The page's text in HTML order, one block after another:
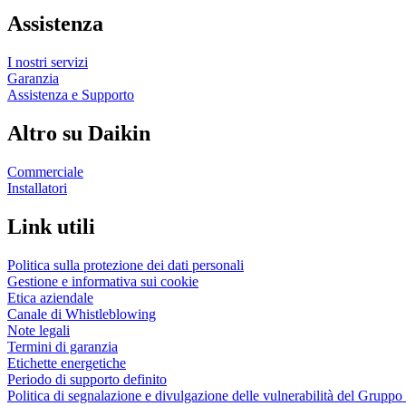
Assistenza
I nostri servizi
Garanzia
Assistenza e Supporto
Altro su Daikin
Commerciale
Installatori
Link utili
Politica sulla protezione dei dati personali
Gestione e informativa sui cookie
Etica aziendale
Canale di Whistleblowing
Note legali
Termini di garanzia
Etichette energetiche
Periodo di supporto definito
Politica di segnalazione e divulgazione delle vulnerabilità del